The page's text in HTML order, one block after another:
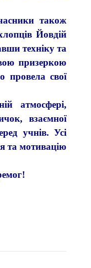
також
Йовдій
техніку та
призеркою
провела свої
атмосфері,
взаємної
учнів. Усі
та мотивацію